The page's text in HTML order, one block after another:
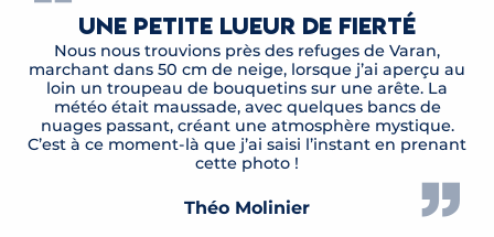
Une petite lueur de fierté
Nous nous trouvions près des refuges de Varan,
marchant dans 50 cm de neige, lorsque j’ai aperçu au
loin un troupeau de bouquetins sur une arête. La
météo était maussade, avec quelques bancs de
nuages passant, créant une atmosphère mystique.
C’est à ce moment-là que j’ai saisi l’instant en prenant
cette photo !
Théo Molinier